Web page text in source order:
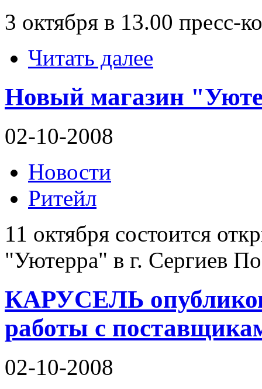
3 октября в 13.00 пресс-
Читать далее
Новый магазин
02-10-2008
Новости
Ритейл
11 октября состоится
"Уютерра" в г. Сергиев
КАРУСЕЛЬ
работы с
02-10-2008